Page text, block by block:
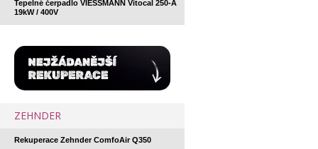
Tepelné čerpadlo VIESSMANN Vitocal 250-A
19kW / 400V
ZEHNDER
Rekuperace Zehnder ComfoAir Q350